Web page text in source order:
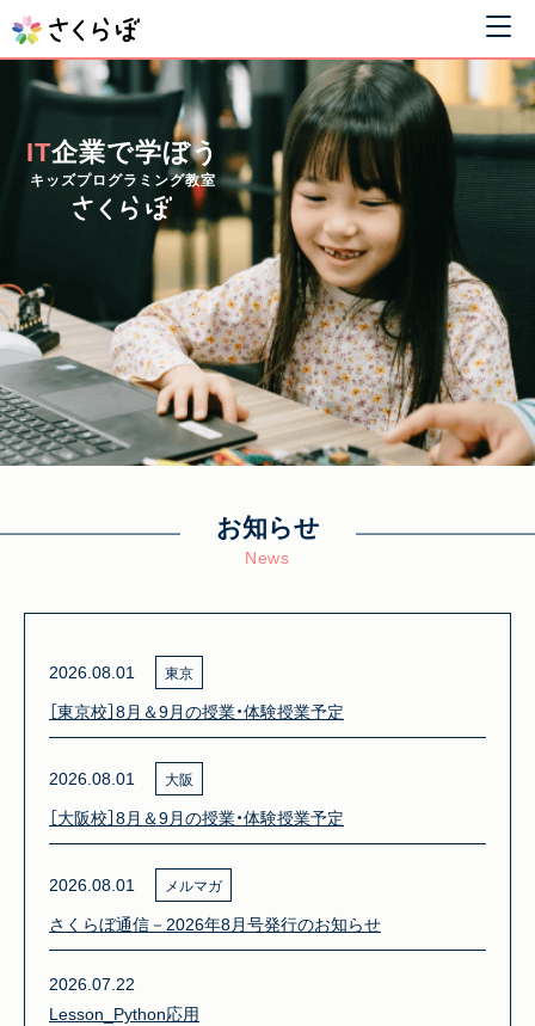
IT企業で学ぼう
キッズプログラミング教室
お知らせ
News
2026.08.01 東京
［東京校］8月＆9月の授業・体験授業予定
2026.08.01 大阪
［大阪校］8月＆9月の授業・体験授業予定
2026.08.01 メルマガ
さくらぼ通信－2026年8月号発行のお知らせ
2026.07.22
Lesson_Python応用